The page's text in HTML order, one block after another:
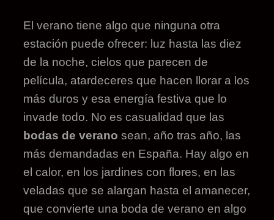
El verano tiene algo que ninguna otra
estación puede ofrecer: luz hasta las diez
de la noche, cielos que parecen de
película, atardeceres que hacen llorar a los
más duros y esa energía festiva que lo
invade todo. No es casualidad que las
bodas de verano sean, año tras año, las
más demandadas en España. Hay algo en
el calor, en los jardines con flores, en las
veladas que se alargan hasta el amanecer,
que convierte una boda de verano en algo